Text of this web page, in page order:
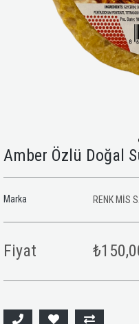
Amber Özlü Doğal
Marka RENK MİS
Fiyat